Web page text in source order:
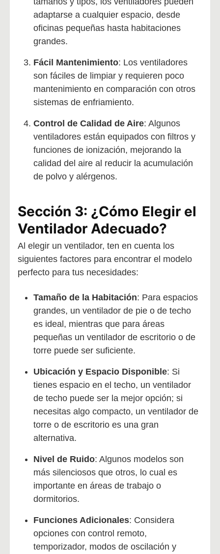
adaptarse a cualquier espacio, desde
oficinas pequeñas hasta habitaciones
grandes.
Fácil Mantenimiento: Los ventiladores
son fáciles de limpiar y requieren poco
mantenimiento en comparación con otros
sistemas de enfriamiento.
Control de Calidad de Aire: Algunos
ventiladores están equipados con filtros y
funciones de ionización, mejorando la
calidad del aire al reducir la acumulación
de polvo y alérgenos.
Sección 3: ¿Cómo Elegir el
Ventilador Adecuado?
Al elegir un ventilador, ten en cuenta los
siguientes factores para encontrar el modelo
perfecto para tus necesidades:
Tamaño de la Habitación: Para espacios
grandes, un ventilador de pie o de techo
es ideal, mientras que para áreas
pequeñas un ventilador de escritorio o de
torre puede ser suficiente.
Ubicación y Espacio Disponible: Si
tienes espacio en el techo, un ventilador
de techo puede ser la mejor opción; si
necesitas algo compacto, un ventilador de
torre o de escritorio es una gran
alternativa.
Nivel de Ruido: Algunos modelos son
más silenciosos que otros, lo cual es
importante en áreas de trabajo o
dormitorios.
Funciones Adicionales: Considera
opciones con control remoto,
temporizador, modos de oscilación y